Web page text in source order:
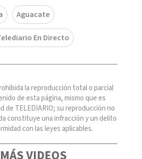
Aguacate
En Directo
la reproducción total o parcial
de esta página, mismo que es
de TELEDIARIO; su reproducción no
constituye una infracción y un delito
con las leyes aplicables.
MÁS VIDEOS